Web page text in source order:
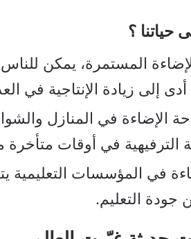
حياتنا ؟
المستمرة، يمكن
إلى زيادة الإنتاجية في
الإضاءة في المنازل
في أوقات متأخرة
في المؤسسات التعليمية
جودة التعليم.